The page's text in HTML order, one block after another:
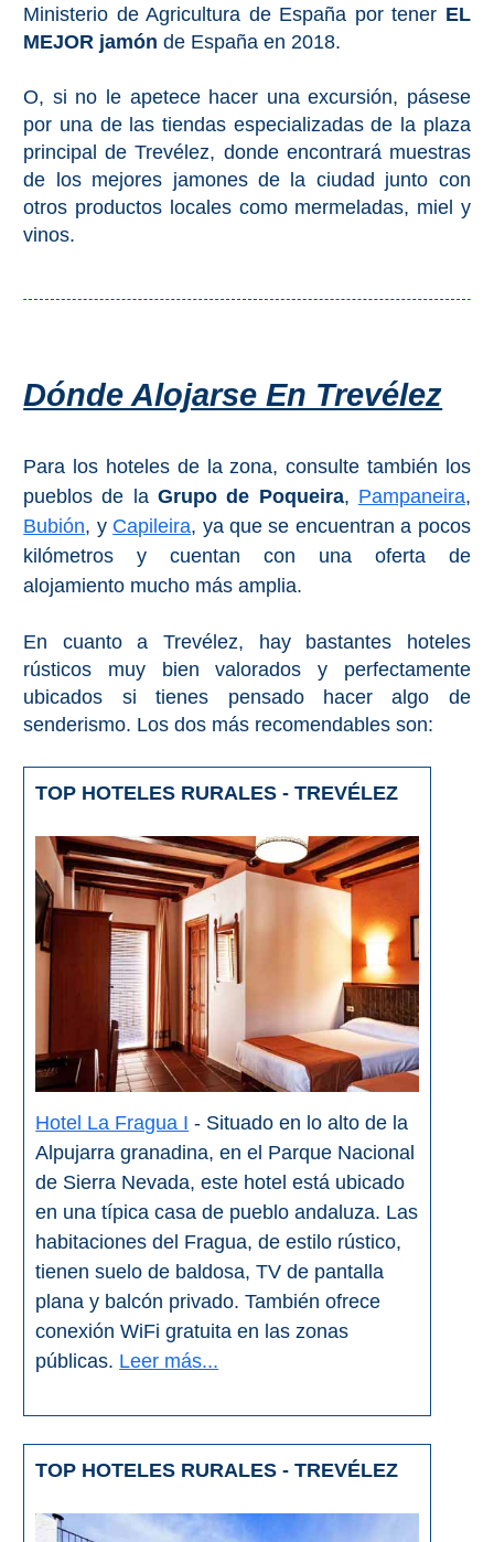
Ministerio de Agricultura de España por tener EL
MEJOR jamón de España en 2018.
O, si no le apetece hacer una excursión, pásese
por una de las tiendas especializadas de la plaza
principal de Trevélez, donde encontrará muestras
de los mejores jamones de la ciudad junto con
otros productos locales como mermeladas, miel y
vinos.
Dónde Alojarse En Trevélez
Para los hoteles de la zona, consulte también los
pueblos de la Grupo de Poqueira, Pampaneira,
Bubión, y Capileira, ya que se encuentran a pocos
kilómetros y cuentan con una oferta de
alojamiento mucho más amplia.
En cuanto a Trevélez, hay bastantes hoteles
rústicos muy bien valorados y perfectamente
ubicados si tienes pensado hacer algo de
senderismo. Los dos más recomendables son:
TOP HOTELES RURALES - TREVÉLEZ
Hotel La Fragua I - Situado en lo alto de la
Alpujarra granadina, en el Parque Nacional
de Sierra Nevada, este hotel está ubicado
en una típica casa de pueblo andaluza. Las
habitaciones del Fragua, de estilo rústico,
tienen suelo de baldosa, TV de pantalla
plana y balcón privado. También ofrece
conexión WiFi gratuita en las zonas
públicas. Leer más...
TOP HOTELES RURALES - TREVÉLEZ